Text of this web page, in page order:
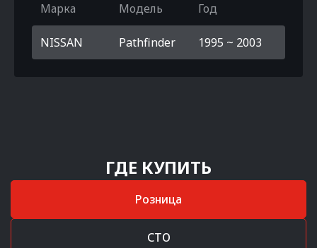
Марка Модель Год
NISSAN Pathfinder 1995 ~ 2003
ГДЕ КУПИТЬ
Розница
СТО